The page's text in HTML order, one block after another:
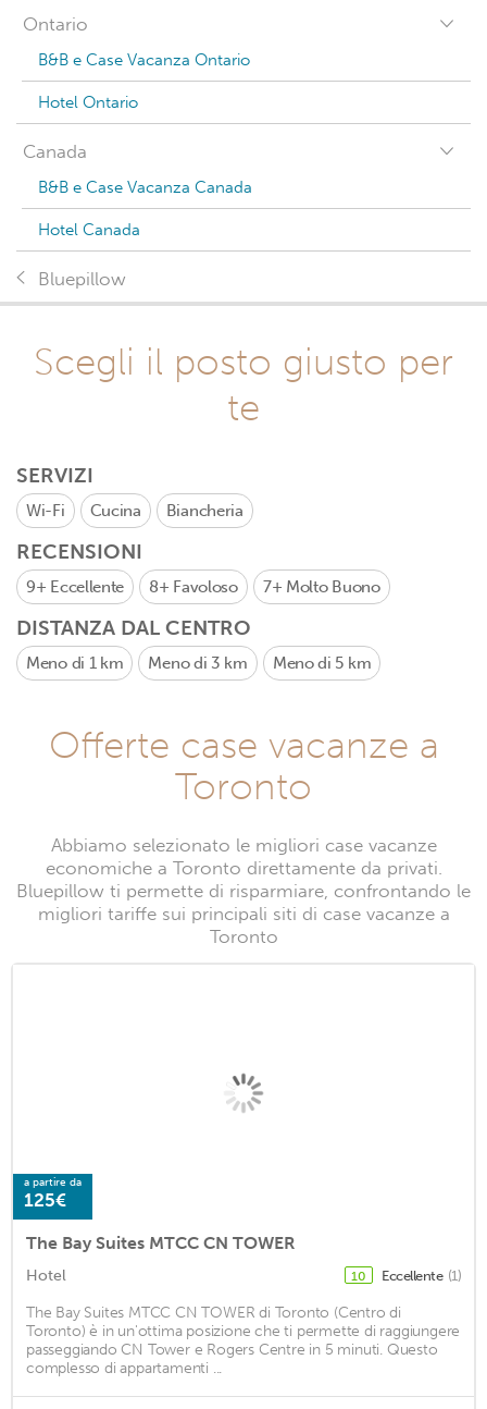
Ontario
B&B e Case Vacanza Ontario
Hotel Ontario
Canada
B&B e Case Vacanza Canada
Hotel Canada
Bluepillow
Scegli il posto giusto per
te
SERVIZI
Wi-Fi Cucina Biancheria
RECENSIONI
9+ Eccellente 8+ Favoloso 7+ Molto Buono
DISTANZA DAL CENTRO
Meno di 1 km Meno di 3 km Meno di 5 km
Offerte case vacanze a
Toronto
Abbiamo selezionato le migliori case vacanze
economiche a Toronto direttamente da privati.
Bluepillow ti permette di risparmiare, confrontando le
migliori tariffe sui principali siti di case vacanze a
Toronto
a partire da
125€
The Bay Suites MTCC CN TOWER
Hotel 10 Eccellente (1)
The Bay Suites MTCC CN TOWER di Toronto (Centro di
Toronto) è in un'ottima posizione che ti permette di raggiungere
passeggiando CN Tower e Rogers Centre in 5 minuti. Questo
complesso di appartamenti ...